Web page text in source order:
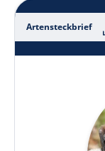
Artensteckbrief